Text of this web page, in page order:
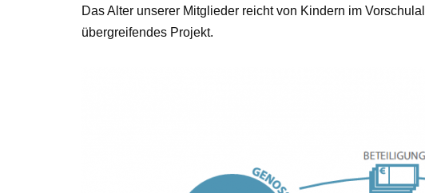
Das Alter unserer Mitglieder reicht von Kindern im
übergreifendes Projekt.